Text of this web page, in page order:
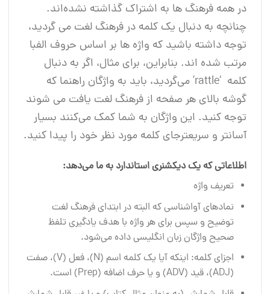
در همه فرهنگ ها به اشتراک گذاشته نشده‌اند.
چنانچه به دنبال یک کلمه در فرهنگ لغت می گردید،
توجه داشته باشید که واژه ها بر اساس حروف الفبا
مرتب شده اند. بنابراین، برای مثال، اگر به دنبال
کلمه ‘rattle’ می‌گردید، باید به واژگان راهنما که
گوشه بالای هر صفحه از فرهنگ لغت یافت می شوند
توجه کنید. این واژگان به شما کمک می‌کنند بسیار
آسانتر و سریعترجای کلمه مورد نظر خود را پیدا کنید.
اطلاعاتی که یک دیکشنری استاندارد به ما می‌دهد:
تعریف واژه
نمادهای آواشناسی که البته در ابتدای فرهنگ لغت
توضیح و سپس برای هر واژه با هدف یادگیری تلفظ
صحیح واژگان زبان انگلیسی داده می‌شود.
اجزای کلمه: اینکه آیا یک کلمه اسم (N)، فعل (V)، صفت
(ADJ)، قید (ADV) و یا حرف اضافه (Prep) است.